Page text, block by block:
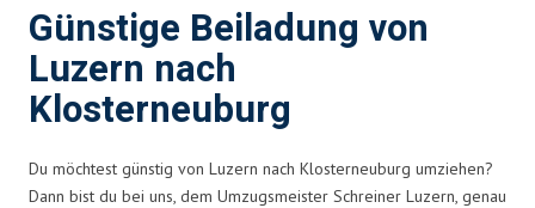
Günstige Beiladung von
Luzern nach
Klosterneuburg
Du möchtest günstig von Luzern nach Klosterneuburg umziehen?
Dann bist du bei uns, dem Umzugsmeister Schreiner Luzern, genau